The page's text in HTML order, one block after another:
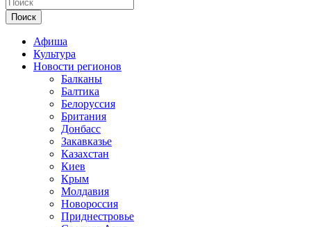
Поиск
Афиша
Культура
Новости регионов
Балканы
Балтика
Белоруссия
Британия
Донбасс
Закавказье
Казахстан
Киев
Крым
Молдавия
Новороссия
Приднестровье